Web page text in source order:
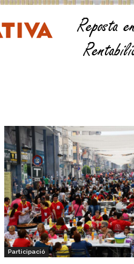
Participació